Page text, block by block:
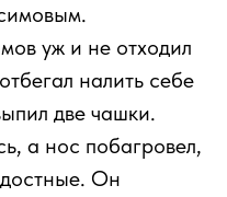
уж и не отходил
налить себе
две чашки.
а нос побагровел,
Он